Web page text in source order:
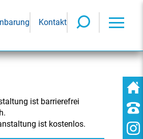
Kontakt
ist barrierefrei
ist kostenlos.